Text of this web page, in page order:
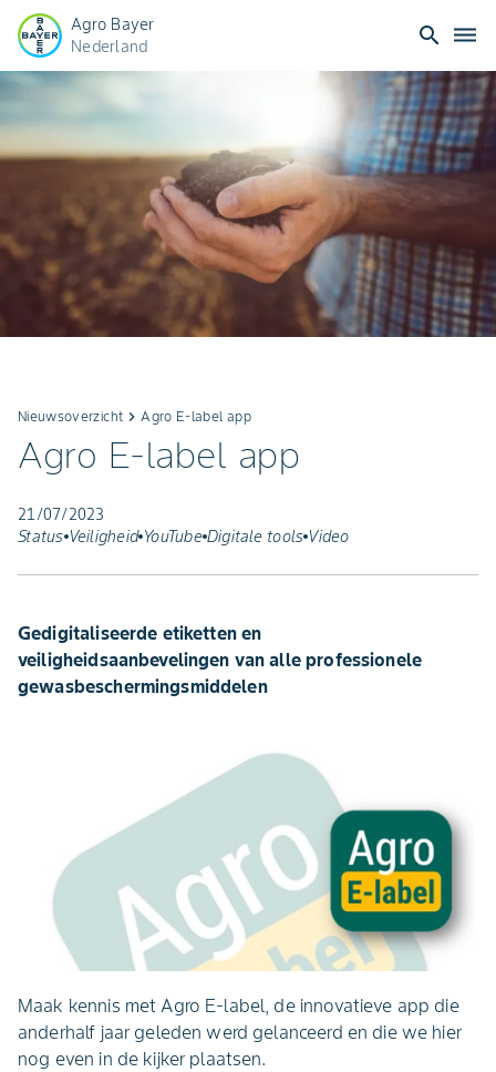
Agro Bayer
Nederland
search dehaze
Nieuwsoverzicht keyboard_arrow_rightAgro E-label app
Agro E-label app
21/07/2023
Status Veiligheid YouTube Digitale tools Video
Gedigitaliseerde etiketten en
veiligheidsaanbevelingen van alle professionele
gewasbeschermingsmiddelen
Maak kennis met Agro E-label, de innovatieve app die
anderhalf jaar geleden werd gelanceerd en die we hier
nog even in de kijker plaatsen.